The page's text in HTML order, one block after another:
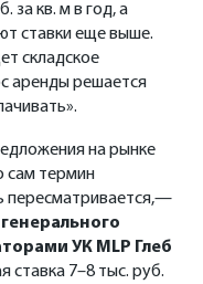
за кв. м в год, а
ставки еще выше.
складское
аренды решается
на рынке
сам термин
пересматривается,—
УК MLP Глеб
ставка 7–8 тыс. руб.